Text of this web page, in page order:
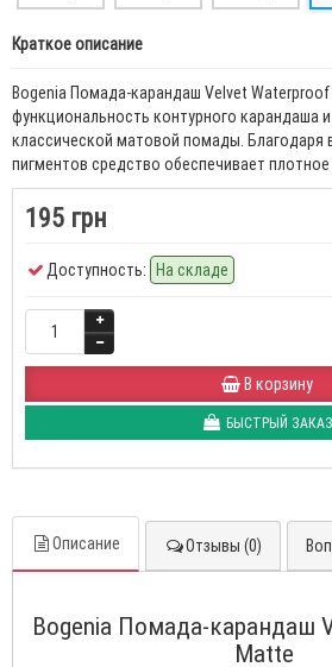
Краткое описание
Bogenia Помада-карандаш Velvet
функциональность контурного карандаша
классической матовой помады.
пигментов средство обеспечивает плотное
195 грн
Доступность: На складе
В корзину
БЫСТРЫЙ ЗАКАЗ
Описание Отзывы (0)
Bogenia Помада-карандаш
Matte